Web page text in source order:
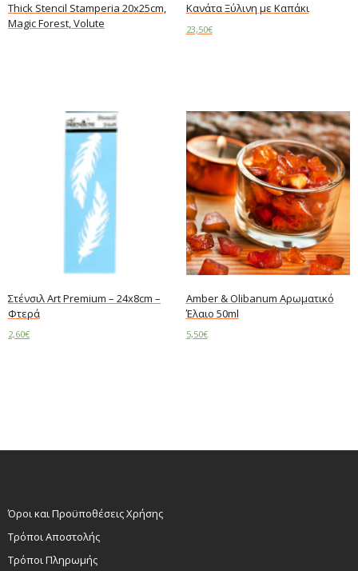
Thick Stencil Stamperia 20x25cm,
Magic Forest, Volute
Κανάτα Ξύλινη με Καπάκι
23,50€
Στένσιλ Art Premium – 24x8cm –
Φτερά
2,60€
Amber & Olibanum Αρωματικό
Έλαιο 50ml
5,50€
Όροι και Προϋποθέσεις Χρήσης
Τρόποι Αποστολής
Τρόποι Πληρωμής